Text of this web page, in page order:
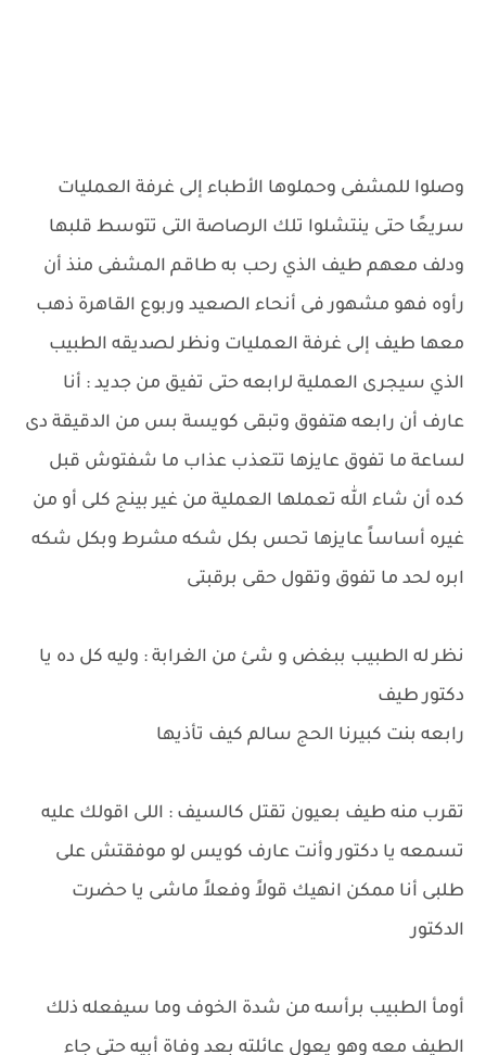
وصلوا للمشفى وحملوها الأطباء إلى غرفة العمليات
سريعًا حتى ينتشلوا تلك الرصاصة التى تتوسط قلبها
ودلف معهم طيف الذي رحب به طاقم المشفى منذ أن
رأوه فهو مشهور فى أنحاء الصعيد وربوع القاهرة ذهب
معها طيف إلى غرفة العمليات ونظر لصديقه الطبيب
الذي سيجرى العملية لرابعه حتى تفيق من جديد : أنا
عارف أن رابعه هتفوق وتبقى كويسة بس من الدقيقة دى
لساعة ما تفوق عايزها تتعذب عذاب ما شفتوش قبل
كده أن شاء الله تعملها العملية من غير بينج كلى أو من
غيره أساساً عايزها تحس بكل شكه مشرط وبكل شكه
ابره لحد ما تفوق وتقول حقى برقبتى
نظر له الطبيب ببغض و شئ من الغرابة : وليه كل ده يا
دكتور طيف
رابعه بنت كبيرنا الحج سالم كيف تأذيها
تقرب منه طيف بعيون تقتل كالسيف : اللى اقولك عليه
تسمعه يا دكتور وأنت عارف كويس لو موفقتش على
طلبى أنا ممكن انهيك قولاً وفعلاً ماشى يا حضرت
الدكتور
أومأ الطبيب برأسه من شدة الخوف وما سيفعله ذلك
الطيف معه وهو يعول عائلته بعد وفاة أبيه حتى جاء